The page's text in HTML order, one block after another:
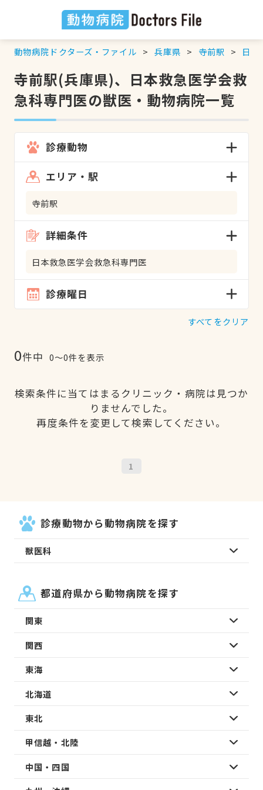
動物病院ドクターズ・ファイル 兵庫県 寺前駅 日本
寺前駅(兵庫県)、日本救急医学会救
急科専門医の獣医・動物病院一覧
診療動物
エリア・駅
寺前駅
詳細条件
日本救急医学会救急科専門医
診療曜日
すべてをクリア
0件中 0〜0件を表示
検索条件に当てはまるクリニック・病院は見つか
りませんでした。
再度条件を変更して検索してください。
1
診療動物から動物病院を探す
獣医科
都道府県から動物病院を探す
関東
関西
東海
北海道
東北
甲信越・北陸
中国・四国